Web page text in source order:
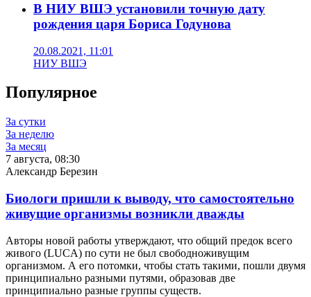
В НИУ ВШЭ установили точную дату
рождения царя Бориса Годунова
20.08.2021, 11:01
НИУ ВШЭ
Популярное
За сутки
За неделю
За месяц
7 августа, 08:30
Александр Березин
Биологи пришли к выводу, что самостоятельно
живущие организмы возникли дважды
Авторы новой работы утверждают, что общий предок всего
живого (LUCA) по сути не был свободноживущим
организмом. А его потомки, чтобы стать такими, пошли двумя
принципиально разными путями, образовав две
принципиально разные группы существ.